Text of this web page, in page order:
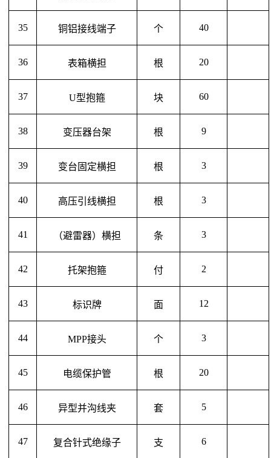
35 铜铝接线端子 个 40
36 表箱横担 根 20
37 U型抱箍 块 60
38 变压器台架 根 9
39 变台固定横担 根 3
40 高压引线横担 根 3
41 （避雷器）横担 条 3
42 托架抱箍 付 2
43 标识牌 面 12
44 MPP接头 个 3
45 电缆保护管 根 20
46 异型并沟线夹 套 5
47 复合针式绝缘子 支 6